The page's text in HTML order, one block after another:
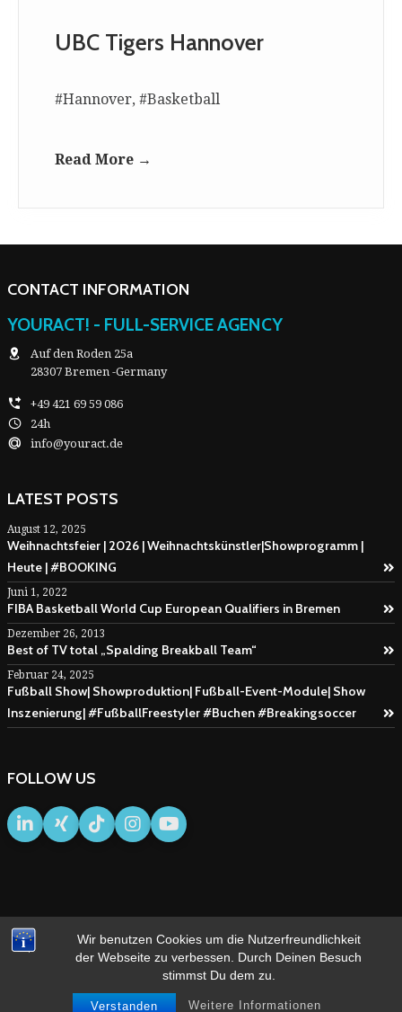
Wir benutzen Cookies um die Nutzerfreundlichkeit
der Webseite zu verbessen. Durch Deinen Besuch
stimmst Du dem zu.
Verstanden Weitere Informationen
UBC Tigers Hannover
#Hannover, #Basketball
Read More →
CONTACT INFORMATION
YOURACT! - FULL-SERVICE AGENCY
Auf den Roden 25a
28307 Bremen -Germany
+49 421 69 59 086
24h
info@youract.de
LATEST POSTS
August 12, 2025
Weihnachtsfeier | 2026 | Weihnachtskünstler|Showprogramm |
Heute | #BOOKING
Juni 1, 2022
FIBA Basketball World Cup European Qualifiers in Bremen
Dezember 26, 2013
Best of TV total „Spalding Breakball Team“
Februar 24, 2025
Fußball Show| Showproduktion| Fußball-Event-Module| Show
Inszenierung| #FußballFreestyler #Buchen #Breakingsoccer
FOLLOW US
IMPRESSUM AGB